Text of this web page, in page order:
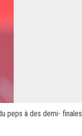
peps à des demi- finales